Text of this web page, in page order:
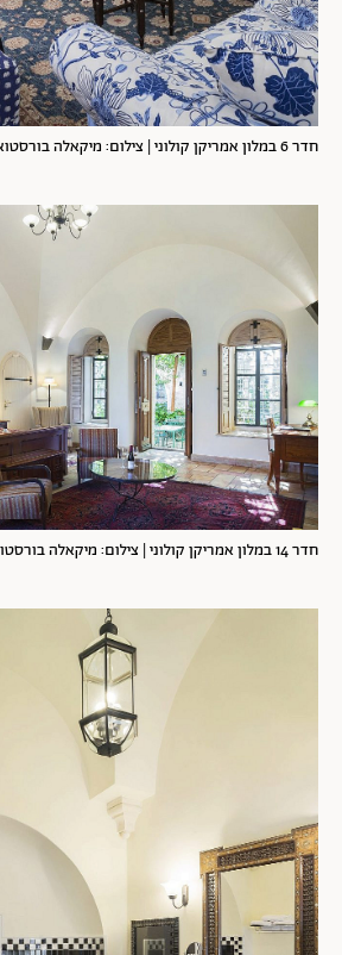
חדר 6 במלון אמריקן קולוני | צילום: מיקאלה בורסטואו
חדר 14 במלון אמריקן קולוני | צילום: מיקאלה בורסטואו